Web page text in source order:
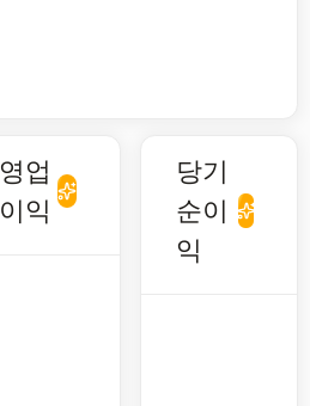
영업
이익
당기
순이
익